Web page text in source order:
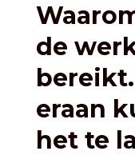
de
eraan
het te